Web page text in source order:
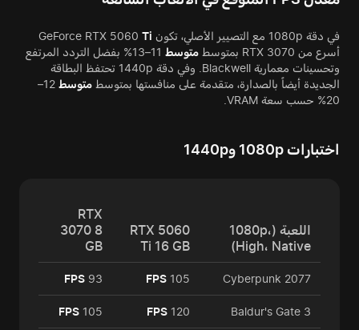
في دقة 1080p مع التصيير الأصلي، تكون GeForce RTX 5060
Ti
أسرع من RTX 3070 بمتوسط
متوسط
11–13% بفضل التردد المرتفع
وتحسينات معمارية Blackwell. وفي دقة 1440p تحتفظ البطاقة
الجديدة أيضاً بالصدارة، متقدمة على منافستها بمتوسط متوسط
12–
20% حسب سعة VRAM.
اختبارات 1080p و1440p
اللعبة (1080p،
High، Native)
RTX 5060
Ti 16 GB
RTX
3070 8
GB
Cyberpunk 2077
105
FPS
93
FPS
Baldur's Gate 3
120
FPS
105
FPS